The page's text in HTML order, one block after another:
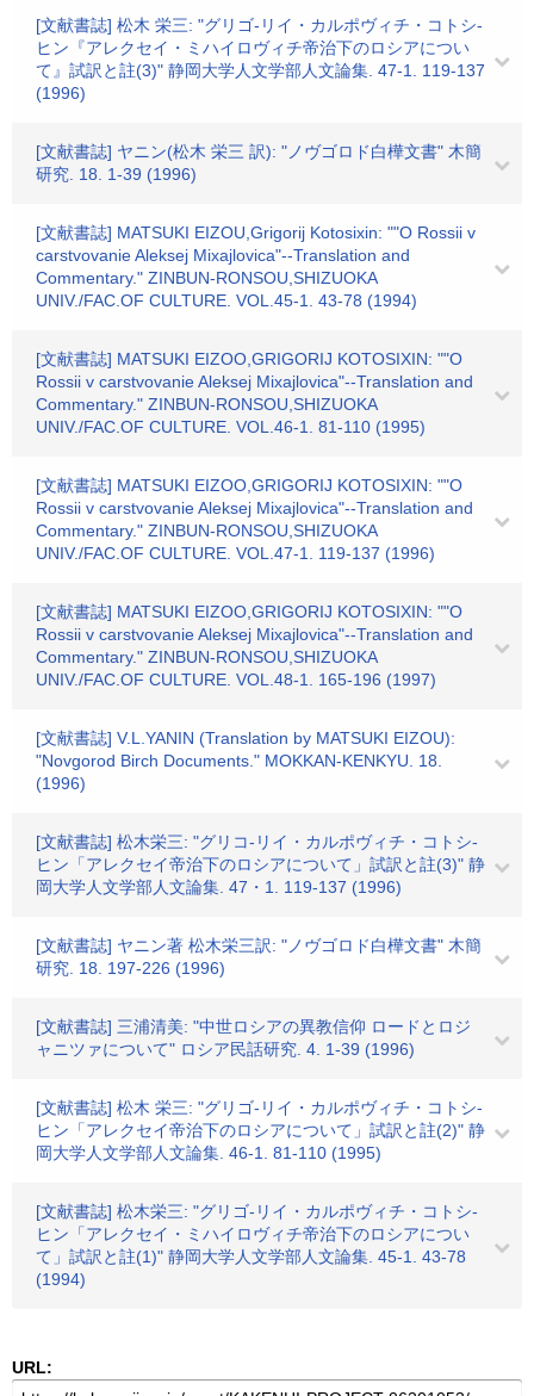
[文献書誌] 松木 栄三: "グリゴ-リイ・カルポヴィチ・コトシ-
ヒン『アレクセイ・ミハイロヴィチ帝治下のロシアについ
て』試訳と註(3)" 静岡大学人文学部人文論集. 47-1. 119-137
(1996)
[文献書誌] ヤニン(松木 栄三 訳): "ノヴゴロド白樺文書" 木簡
研究. 18. 1-39 (1996)
[文献書誌] MATSUKI EIZOU,Grigorij Kotosixin: ""O Rossii v
carstvovanie Aleksej Mixajlovica"--Translation and
Commentary." ZINBUN-RONSOU,SHIZUOKA
UNIV./FAC.OF CULTURE. VOL.45-1. 43-78 (1994)
[文献書誌] MATSUKI EIZOO,GRIGORIJ KOTOSIXIN: ""O
Rossii v carstvovanie Aleksej Mixajlovica"--Translation and
Commentary." ZINBUN-RONSOU,SHIZUOKA
UNIV./FAC.OF CULTURE. VOL.46-1. 81-110 (1995)
[文献書誌] MATSUKI EIZOO,GRIGORIJ KOTOSIXIN: ""O
Rossii v carstvovanie Aleksej Mixajlovica"--Translation and
Commentary." ZINBUN-RONSOU,SHIZUOKA
UNIV./FAC.OF CULTURE. VOL.47-1. 119-137 (1996)
[文献書誌] MATSUKI EIZOO,GRIGORIJ KOTOSIXIN: ""O
Rossii v carstvovanie Aleksej Mixajlovica"--Translation and
Commentary." ZINBUN-RONSOU,SHIZUOKA
UNIV./FAC.OF CULTURE. VOL.48-1. 165-196 (1997)
[文献書誌] V.L.YANIN (Translation by MATSUKI EIZOU):
"Novgorod Birch Documents." MOKKAN-KENKYU. 18.
(1996)
[文献書誌] 松木栄三: "グリコ-リイ・カルポヴィチ・コトシ-
ヒン「アレクセイ帝治下のロシアについて」試訳と註(3)" 静
岡大学人文学部人文論集. 47・1. 119-137 (1996)
[文献書誌] ヤニン著 松木栄三訳: "ノヴゴロド白樺文書" 木簡
研究. 18. 197-226 (1996)
[文献書誌] 三浦清美: "中世ロシアの異教信仰 ロードとロジ
ャニツァについて" ロシア民話研究. 4. 1-39 (1996)
[文献書誌] 松木 栄三: "グリゴ-リイ・カルポヴィチ・コトシ-
ヒン「アレクセイ帝治下のロシアについて」試訳と註(2)" 静
岡大学人文学部人文論集. 46-1. 81-110 (1995)
[文献書誌] 松木栄三: "グリゴ-リイ・カルポヴィチ・コトシ-
ヒン「アレクセイ・ミハイロヴィチ帝治下のロシアについ
て」試訳と註(1)" 静岡大学人文学部人文論集. 45-1. 43-78
(1994)
URL: